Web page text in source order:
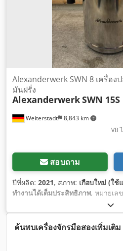
Weiterstadt 8,843 km
Alexanderwerk SWN 8 เครื่อง
มันฝรั่ง
AlexanderwerkSWN 15S
VB
สอบถาม
ปีที่ผลิต: 2021, สภาพ: เกือบใหม่ (ใช้
ทำงานได้เต็มประสิทธิภาพ, หมายเล
ค้นพบเครื่องจักรมือสองเพิ่มเติม